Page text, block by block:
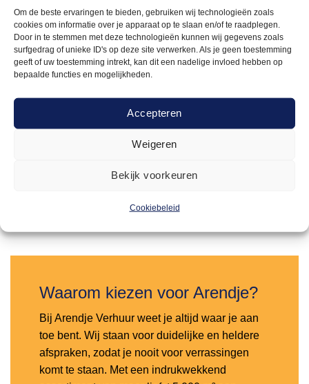
Om de beste ervaringen te bieden, gebruiken wij technologieën zoals
cookies om informatie over je apparaat op te slaan en/of te raadplegen.
Door in te stemmen met deze technologieën kunnen wij gegevens zoals
surfgedrag of unieke ID's op deze site verwerken. Als je geen toestemming
geeft of uw toestemming intrekt, kan dit een nadelige invloed hebben op
bepaalde functies en mogelijkheden.
Accepteren
Weigeren
Bekijk voorkeuren
Cookiebeleid
Dinertafel Milano wit – 180x80cm
aan
Waarom kiezen voor Arendje?
Bij Arendje Verhuur weet je altijd waar je aan
toe bent. Wij staan voor duidelijke en heldere
afspraken, zodat je nooit voor verrassingen
komt te staan. Met een indrukwekkend